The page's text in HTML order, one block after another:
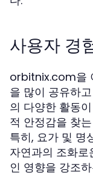
사용자 경
orbitnix.com을
을 많이 공유하
의 다양한 활동
적 안정감을 찾
특히, 요가 및 명
자연과의 조화
인 영향을 강조